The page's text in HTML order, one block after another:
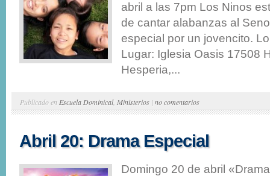
abril a las 7pm Los Ninos
de cantar alabanzas al
especial por un jovencito.
Lugar: Iglesia Oasis 17508
Hesperia,...
Publicado en Escuela Dominical, Ministerios | no comentarios
Abril 20: Drama Especial
Domingo 20 de abril